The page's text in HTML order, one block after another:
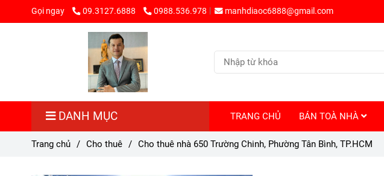
Gọi ngay 09.3127.6888 0988.536.978 manhdiaoc6888@gmail.com
DANH MỤC TRANG CHỦ BÁN TOÀ NHÀ
Trang chủ / Cho thuê / Cho thuê nhà 650 Trường Chinh, Phường Tân Bình, TP.HCM